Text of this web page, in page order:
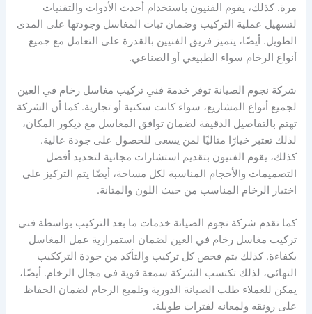
مرة. كذلك، يقوم الفنيون باستخدام أحدث الأدوات والتقنيات
لتسهيل عملية التركيب وضمان ثبات المغاسل وجودتها على المدى
الطويل. أيضًا، يتميز فريق الفنيين بالقدرة على التعامل مع جميع
أنواع الرخام سواء الطبيعي أو الصناعي.
شركة نجوم الصيانة توفر خدمة فني تركيب مغاسل رخام في العين
لجميع أنواع المشاريع، سواء كانت سكنية أو تجارية. كما أن الشركة
تهتم بالتفاصيل الدقيقة لضمان توافق المغاسل مع ديكور المكان،
لذلك تعتبر خيارًا مثاليًا لمن يسعى للحصول على جودة عالية.
كذلك، يقوم الفنيون بتقديم استشارات مجانية لتحديد أفضل
التصميمات والأحجام المناسبة لكل مساحة، أيضًا يتم التركيز على
اختيار الرخام المناسب من حيث اللون والمتانة.
كما تقدم شركة نجوم الصيانة خدمات ما بعد التركيب بواسطة فني
تركيب مغاسل رخام في العين لضمان استمرارية عمل المغاسل
بكفاءة. كذلك يتم فحص كل تركيب والتأكد من جودة الترككيب
النهائي، لذلك تكتسب الشركة سمعة قوية في مجال الرخام. أيضًا،
يمكن للعملاء طلب الصيانة الدورية وتلميع الرخام لضمان الحفاظ
على رونقه ولمعانه لفترات طويلة.